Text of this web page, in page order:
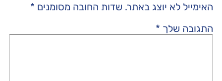
האימייל לא יוצג באתר. שדות החובה מסומנים *
התגובה שלך *